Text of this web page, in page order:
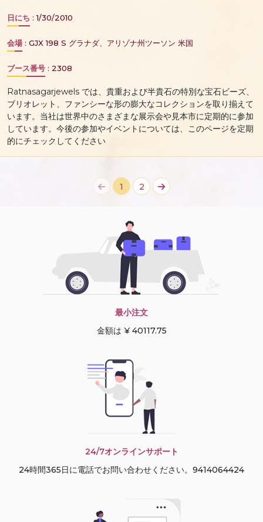
日にち : 1/30/2010
会場 : GJX 198 S グラナダ、アリゾナ州ツーソン 米国
ブース番号 : 2308
Ratnasagarjewels では、貴重および半貴石の特別な宝石ビーズ、
ブリオレット、ファンシーな形の膨大なコレクションを取り揃えて
います。当社は世界中のさまざまな展示会や見本市に定期的に参加
しています。今後の参加やイベントについては、このページを定期
的にチェックしてください
1 2
最小注文
金額は ¥ 40117.75
24/7オンラインサポート
24時間365日に電話でお問い合わせください。9414064424